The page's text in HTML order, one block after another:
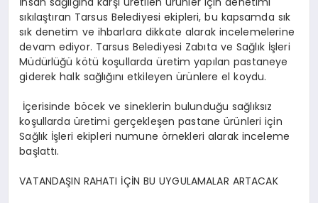
sıkılaştıran Tarsus Belediyesi ekipleri, bu kapsamda sık
sık denetim ve ihbarlara dikkate alarak incelemelerine
devam ediyor. Tarsus Belediyesi Zabıta ve Sağlık İşleri
Müdürlüğü kötü koşullarda üretim yapılan pastaneye
giderek halk sağlığını etkileyen ürünlere el koydu.
İçerisinde böcek ve sineklerin bulunduğu sağlıksız
koşullarda üretimi gerçekleşen pastane ürünleri için
Sağlık İşleri ekipleri numune örnekleri alarak inceleme
başlattı.
VATANDAŞIN RAHATI İÇİN BU UYGULAMALAR ARTACAK